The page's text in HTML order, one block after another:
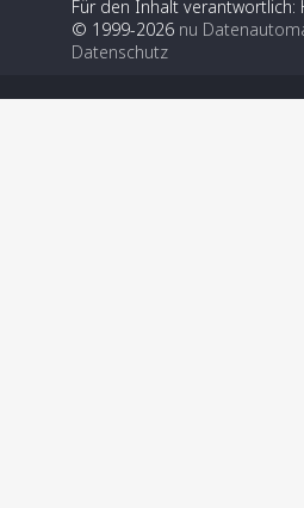
Für den Inhalt verantwortlich:
© 1999-2026 nu
Datenschutz